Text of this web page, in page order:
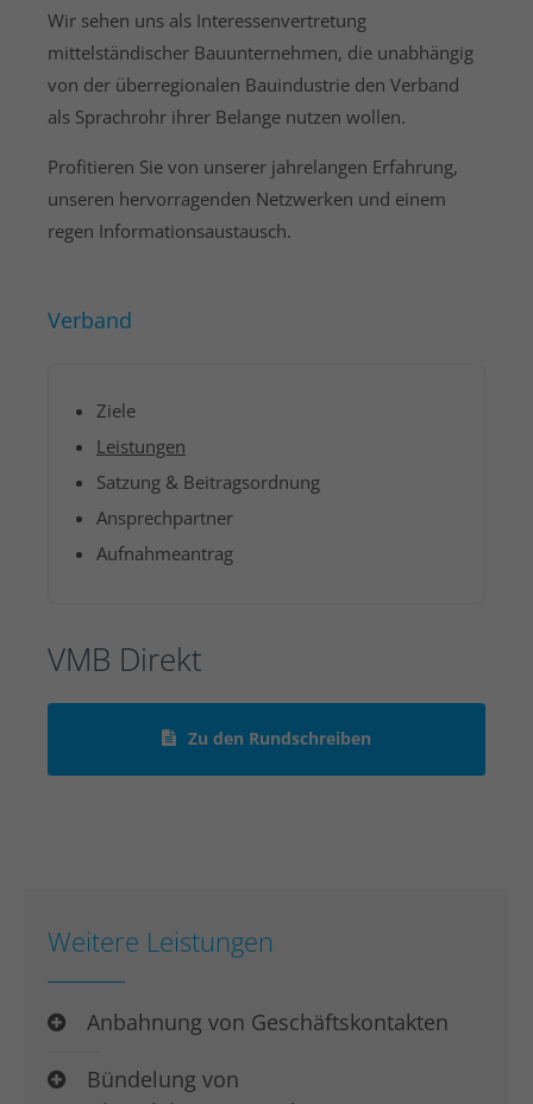
About us
Lorem ipsum dolor sit amet, consectetuer
adipiscing elit.
Aenean commodo ligula eget dolor. Aenean massa.
Cum sociis natoque penatibus et magnis dis
parturient montes, nascetur ridiculus mus. Donec
quam felis, ultricies nec.
Wir sehen uns als Interessenvertretung
mittelständischer Bauunternehmen, die unabhängig
von der überregionalen Bauindustrie den Verband
als Sprachrohr ihrer Belange nutzen wollen.
Profitieren Sie von unserer jahrelangen Erfahrung,
unseren hervorragenden Netzwerken und einem
regen Informationsaustausch.
Verband
Ziele
Leistungen
Satzung & Beitragsordnung
Ansprechpartner
Aufnahmeantrag
VMB Direkt
Zu den Rundschreiben
Weitere Leistungen
Anbahnung von Geschäftskontakten
Bündelung von